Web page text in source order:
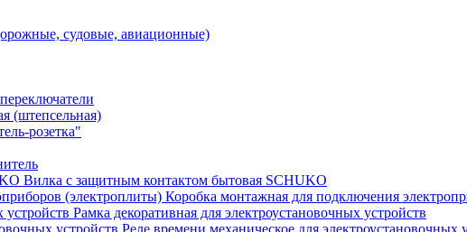
судовые, авиационные)
(штепсельная)
розетка"
Вилка с защитным контактом бытовая SCHUKO
Коробка монтажная для подключения
Рамка декоративная для электроустановочных устройств
Реле времени механическое для электроустановочных